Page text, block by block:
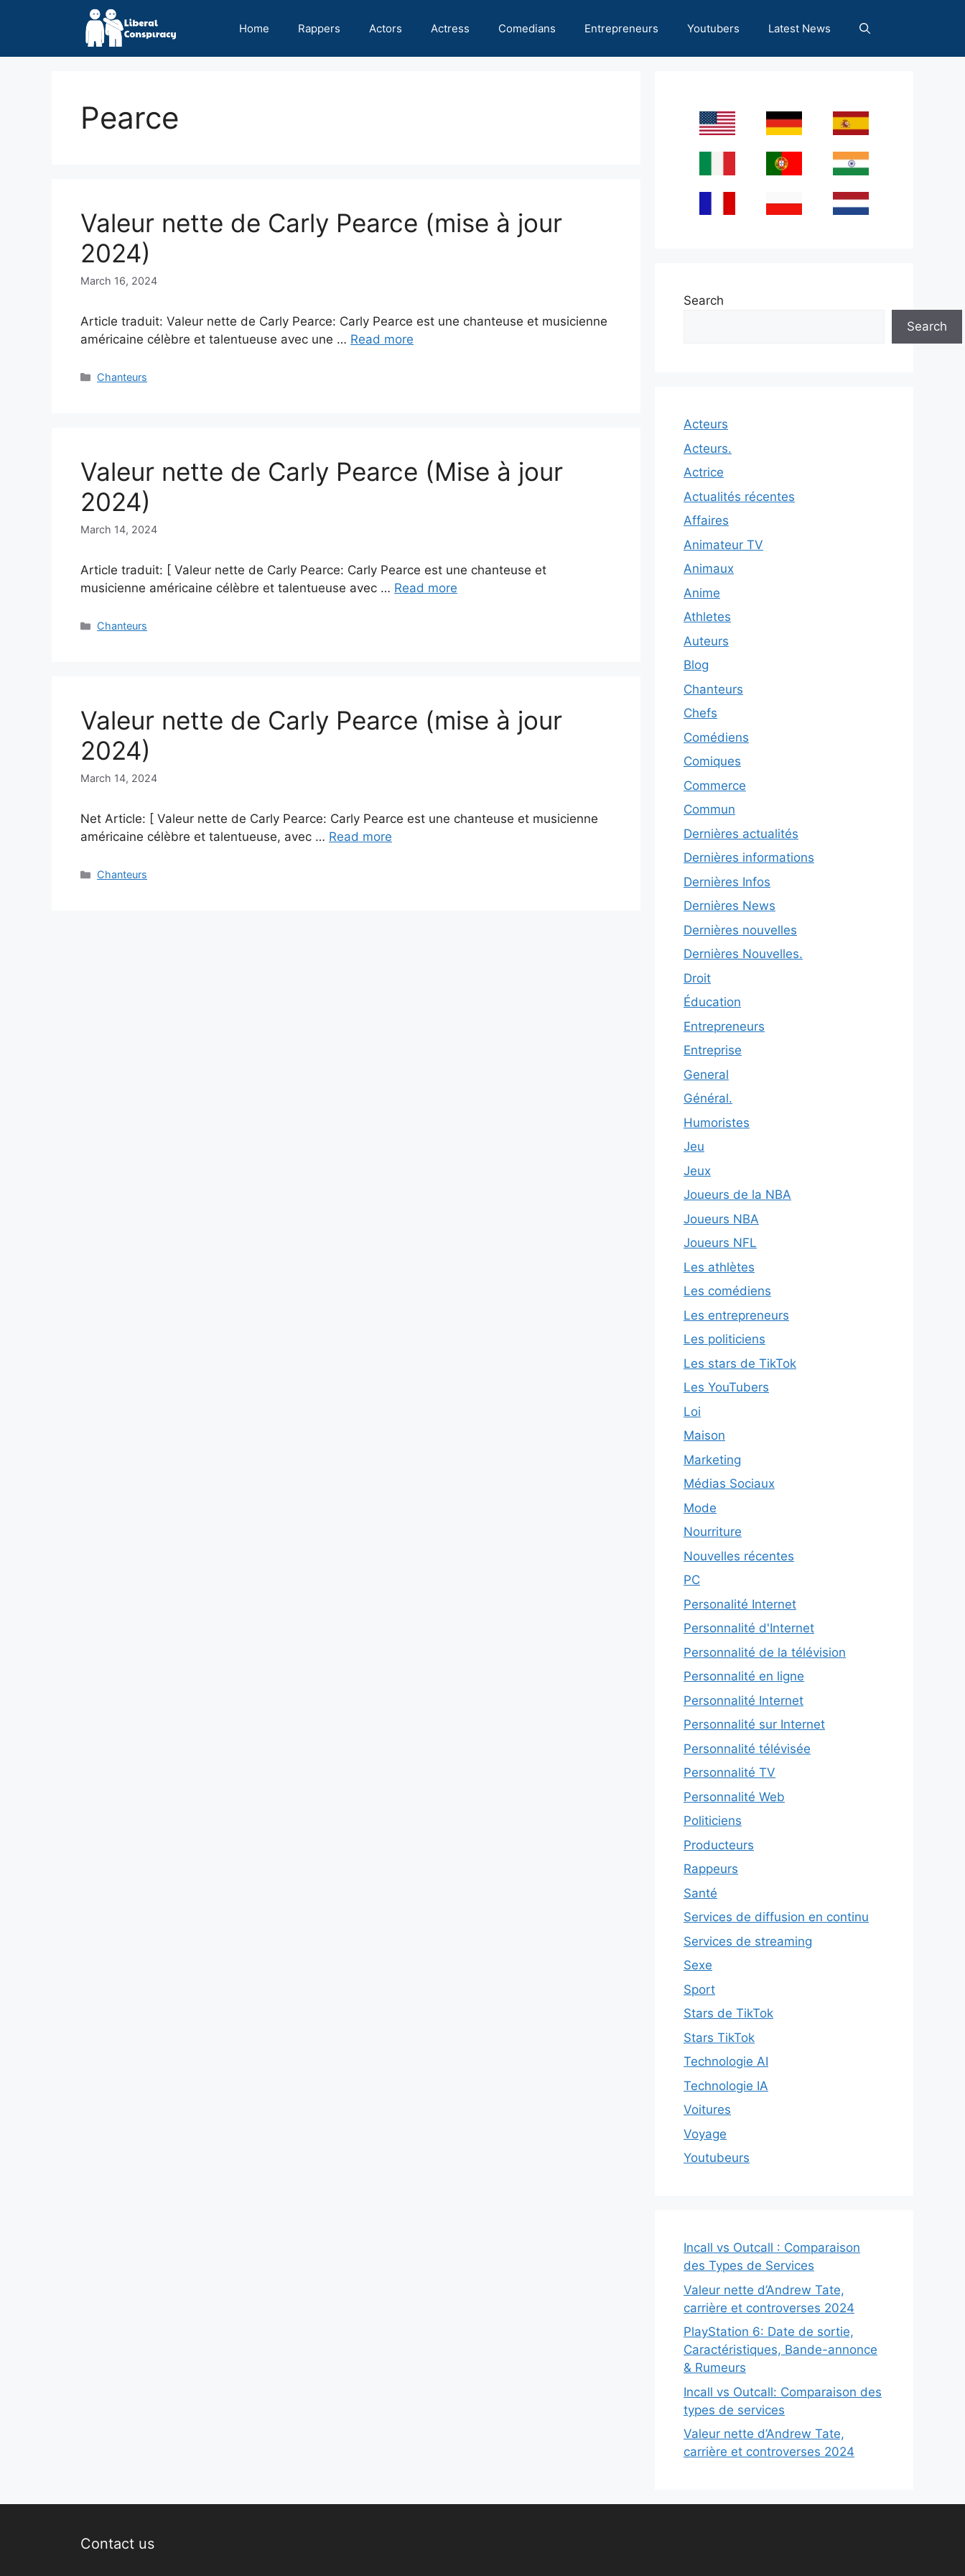
Home Rappers Actors Actress Comedians Entrepreneurs Youtubers Latest News
Pearce
Valeur nette de Carly Pearce (mise à jour
2024)
March 16, 2024
Article traduit: Valeur nette de Carly Pearce: Carly Pearce est une chanteuse et musicienne
américaine célèbre et talentueuse avec une … Read more
Categories
Chanteurs
Valeur nette de Carly Pearce (Mise à jour
2024)
March 14, 2024
Article traduit: [ Valeur nette de Carly Pearce: Carly Pearce est une chanteuse et
musicienne américaine célèbre et talentueuse avec … Read more
Categories
Chanteurs
Valeur nette de Carly Pearce (mise à jour
2024)
March 14, 2024
Net Article: [ Valeur nette de Carly Pearce: Carly Pearce est une chanteuse et musicienne
américaine célèbre et talentueuse, avec … Read more
Categories
Chanteurs
Search
Search
Acteurs
Acteurs.
Actrice
Actualités récentes
Affaires
Animateur TV
Animaux
Anime
Athletes
Auteurs
Blog
Chanteurs
Chefs
Comédiens
Comiques
Commerce
Commun
Dernières actualités
Dernières informations
Dernières Infos
Dernières News
Dernières nouvelles
Dernières Nouvelles.
Droit
Éducation
Entrepreneurs
Entreprise
General
Général.
Humoristes
Jeu
Jeux
Joueurs de la NBA
Joueurs NBA
Joueurs NFL
Les athlètes
Les comédiens
Les entrepreneurs
Les politiciens
Les stars de TikTok
Les YouTubers
Loi
Maison
Marketing
Médias Sociaux
Mode
Nourriture
Nouvelles récentes
PC
Personalité Internet
Personnalité d'Internet
Personnalité de la télévision
Personnalité en ligne
Personnalité Internet
Personnalité sur Internet
Personnalité télévisée
Personnalité TV
Personnalité Web
Politiciens
Producteurs
Rappeurs
Santé
Services de diffusion en continu
Services de streaming
Sexe
Sport
Stars de TikTok
Stars TikTok
Technologie AI
Technologie IA
Voitures
Voyage
Youtubeurs
Incall vs Outcall : Comparaison
des Types de Services
Valeur nette d’Andrew Tate,
carrière et controverses 2024
PlayStation 6: Date de sortie,
Caractéristiques, Bande-annonce
& Rumeurs
Incall vs Outcall: Comparaison des
types de services
Valeur nette d’Andrew Tate,
carrière et controverses 2024
Contact us